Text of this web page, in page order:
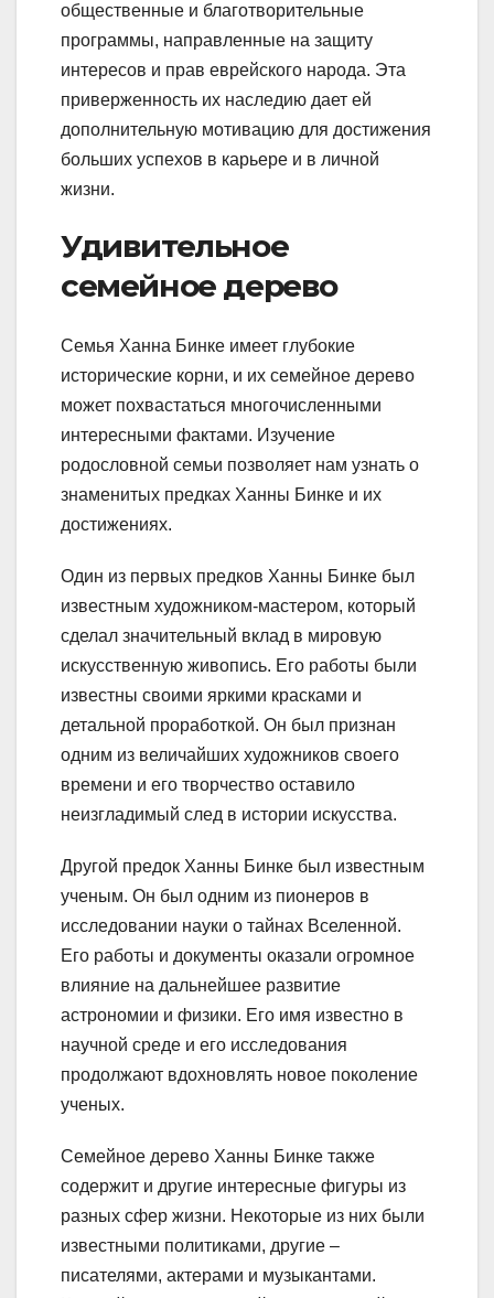
общественные и благотворительные
программы, направленные на защиту
интересов и прав еврейского народа. Эта
приверженность их наследию дает ей
дополнительную мотивацию для достижения
больших успехов в карьере и в личной
жизни.
Удивительное
семейное дерево
Семья Ханна Бинке имеет глубокие
исторические корни, и их семейное дерево
может похвастаться многочисленными
интересными фактами. Изучение
родословной семьи позволяет нам узнать о
знаменитых предках Ханны Бинке и их
достижениях.
Один из первых предков Ханны Бинке был
известным художником-мастером, который
сделал значительный вклад в мировую
искусственную живопись. Его работы были
известны своими яркими красками и
детальной проработкой. Он был признан
одним из величайших художников своего
времени и его творчество оставило
неизгладимый след в истории искусства.
Другой предок Ханны Бинке был известным
ученым. Он был одним из пионеров в
исследовании науки о тайнах Вселенной.
Его работы и документы оказали огромное
влияние на дальнейшее развитие
астрономии и физики. Его имя известно в
научной среде и его исследования
продолжают вдохновлять новое поколение
ученых.
Семейное дерево Ханны Бинке также
содержит и другие интересные фигуры из
разных сфер жизни. Некоторые из них были
известными политиками, другие –
писателями, актерами и музыкантами.